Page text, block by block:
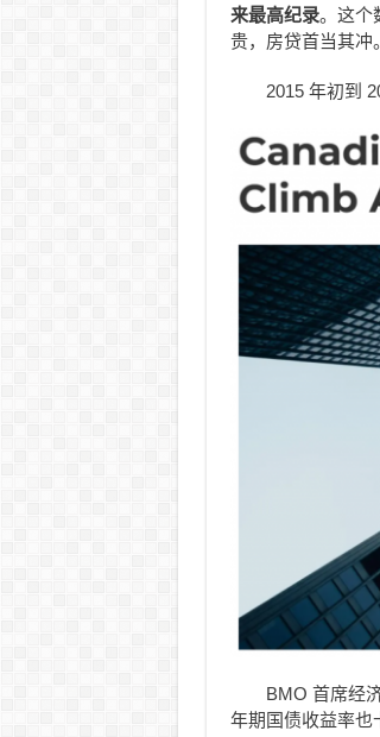
来最高纪录。这个
贵，房贷首当其冲。
2015 年初到
BMO 首席经
年期国债收益率也